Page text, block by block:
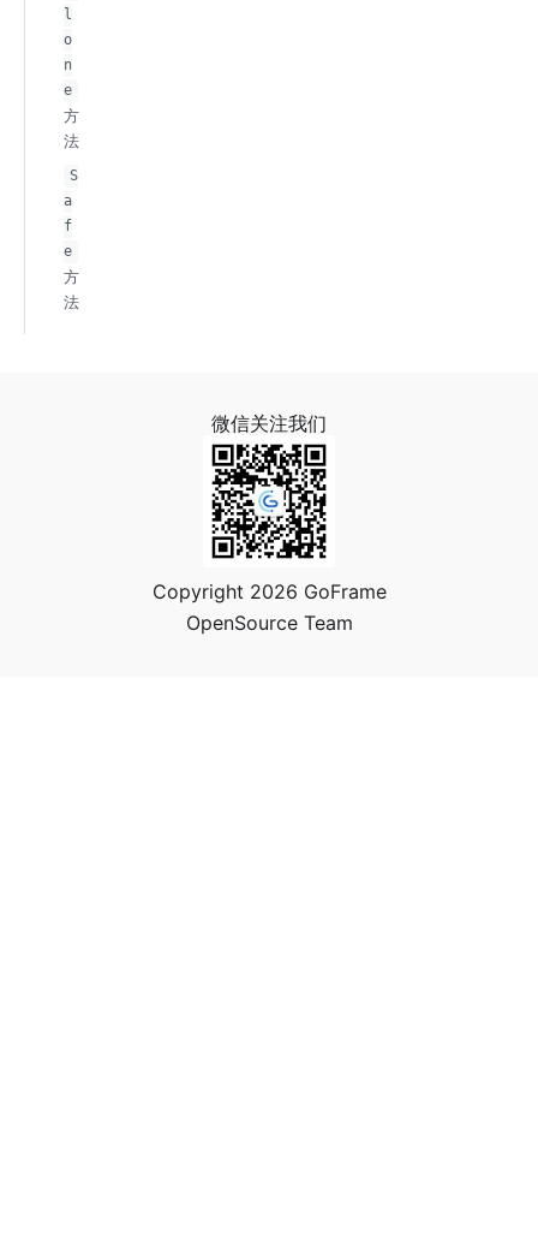
l
o
n
e
方
法
S
a
f
e
方
法
微信关注我们
Copyright 2026 GoFrame
OpenSource Team